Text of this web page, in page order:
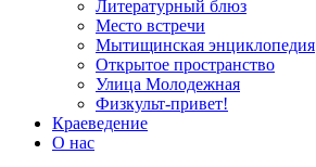
Литературный блюз
Место встречи
Мытищинская энциклопедия
Открытое пространство
Улица Молодежная
Физкульт-привет!
Краеведение
О нас